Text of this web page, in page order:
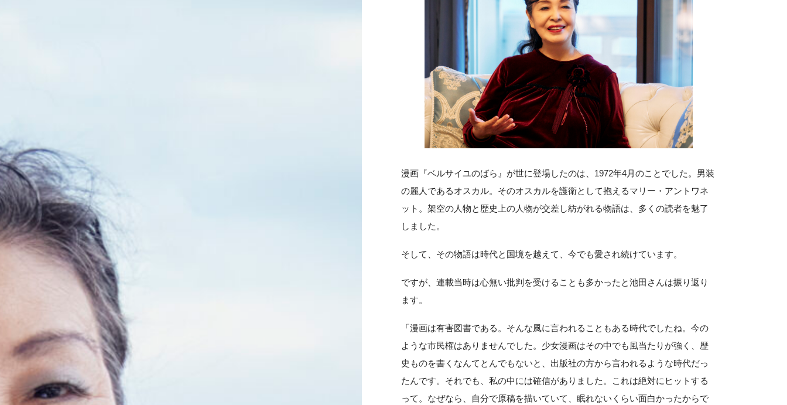
漫画『ベルサイユのばら』が世に登場したのは、1972年4月のことでした。男装
の麗人であるオスカル。そのオスカルを護衛として抱えるマリー・アントワネ
ット。架空の人物と歴史上の人物が交差し紡がれる物語は、多くの読者を魅了
しました。
そして、その物語は時代と国境を越えて、今でも愛され続けています。
ですが、連載当時は心無い批判を受けることも多かったと池田さんは振り返り
ます。
「漫画は有害図書である。そんな風に言われることもある時代でしたね。今の
ような市民権はありませんでした。少女漫画はその中でも風当たりが強く、歴
史ものを書くなんてとんでもないと、出版社の方から言われるような時代だっ
たんです。それでも、私の中には確信がありました。これは絶対にヒットする
って。なぜなら、自分で原稿を描いていて、眠れないくらい面白かったからで